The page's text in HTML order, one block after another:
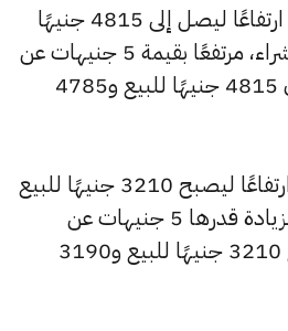
كما سجل سعر عيار 18 ارتفاعًا ليصل إلى 4815 جنيهًا
للبيع و4790 جنيهًا للشراء، مرتفعًا بقيمة 5 جنيهات عن
السعر السابق الذي كان 4815 جنيهًا للبيع و4785
كما شهد سعر عيار 12 ارتفاعًا ليصبح 3210 جنيهًا للبيع
و3195 جنيهًا للشراء، بزيادة قدرها 5 جنيهات عن
السعر السابق الذي بلغ 3210 جنيهًا للبيع و3190